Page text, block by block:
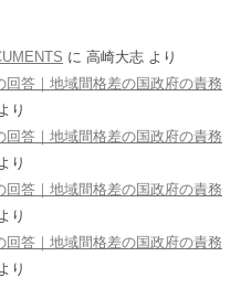
に 高崎大志 より
回答｜地域間格差の国政府の責務
り
回答｜地域間格差の国政府の責務
り
回答｜地域間格差の国政府の責務
り
回答｜地域間格差の国政府の責務
り